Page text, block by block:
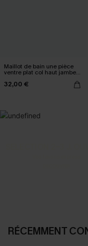
Maillot de bain une pièce
ventre plat col haut jambe
32,00 €
RÉCEMMENT